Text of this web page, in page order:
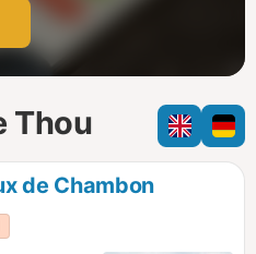
Thou
de Chambon